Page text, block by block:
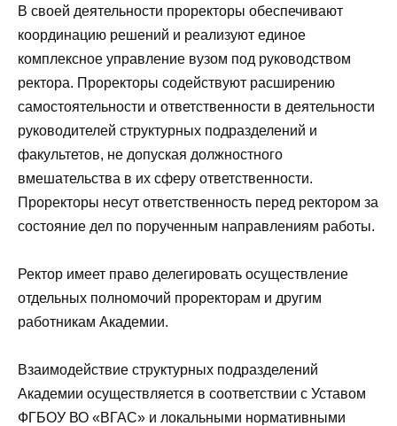
В своей деятельности проректоры обеспечивают
координацию решений и реализуют единое
комплексное управление вузом под руководством
ректора. Проректоры содействуют расширению
самостоятельности и ответственности в деятельности
руководителей структурных подразделений и
факультетов, не допуская должностного
вмешательства в их сферу ответственности.
Проректоры несут ответственность перед ректором за
состояние дел по порученным направлениям работы.
Ректор имеет право делегировать осуществление
отдельных полномочий проректорам и другим
работникам Академии.
Взаимодействие структурных подразделений
Академии осуществляется в соответствии с Уставом
ФГБОУ ВО «ВГАС» и локальными нормативными